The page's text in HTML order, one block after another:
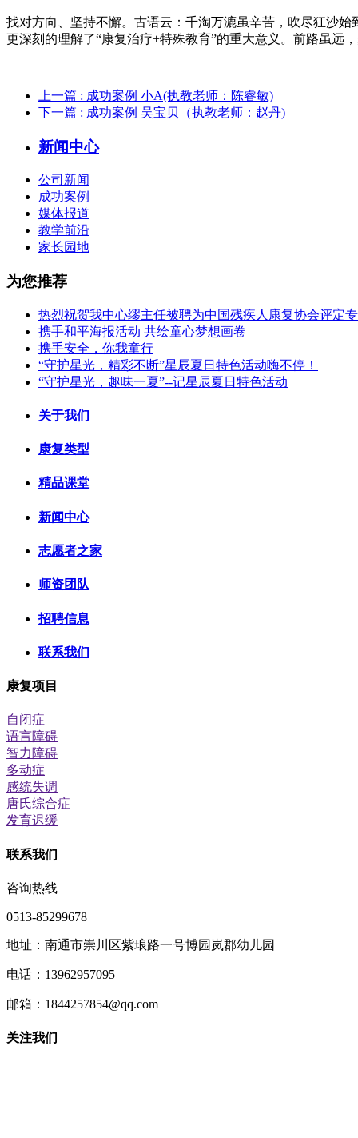
找对方向、坚持不懈。古语云：千淘万漉虽辛苦，吹尽狂沙
更深刻的理解了“康复治疗+特殊教育”的重大意义。前路虽远
上一篇 : 成功案例 小A(执教老师：陈睿敏)
下一篇 : 成功案例 吴宝贝（执教老师：赵丹)
新闻中心
公司新闻
成功案例
媒体报道
教学前沿
家长园地
为您推荐
热烈祝贺我中心缪主任被聘为中国残疾人康复协会评定
携手和平海报活动 共绘童心梦想画卷
携手安全，你我童行
“守护星光，精彩不断”星辰夏日特色活动嗨不停！
“守护星光，趣味一夏”--记星辰夏日特色活动
关于我们
康复类型
精品课堂
新闻中心
志愿者之家
师资团队
招聘信息
联系我们
康复项目
自闭症
语言障碍
智力障碍
多动症
感统失调
唐氏综合症
发育迟缓
联系我们
咨询热线
0513-85299678
地址：南通市崇川区紫琅路一号博园岚郡幼儿园
电话：13962957095
邮箱：1844257854@qq.com
关注我们